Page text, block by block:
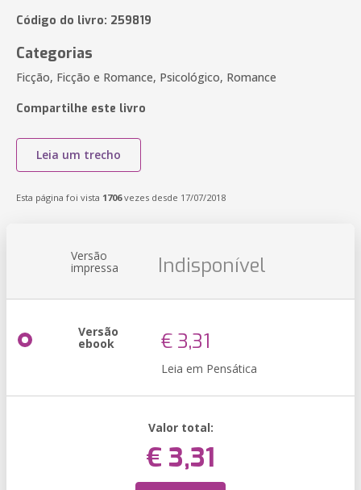
Código do livro: 259819
Categorias
Ficção, Ficção e Romance, Psicológico, Romance
Compartilhe este livro
Leia um trecho
Esta página foi vista 1706vezes desde 17/07/2018
Versão
impressa Indisponível
Versão
ebook € 3,31
Leia em Pensática
Valor total:
€ 3,31